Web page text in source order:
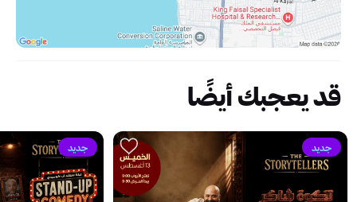
قد يعجبك أيضًا
جديد جديد